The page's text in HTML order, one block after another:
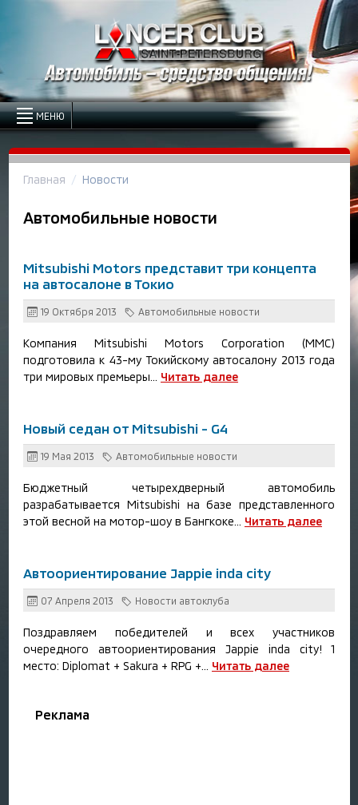
МЕНЮ
Главная Новости
Автомобильные новости
Mitsubishi Motors представит три концепта
на автосалоне в Токио
19 Октября 2013 Автомобильные новости
Компания Mitsubishi Motors Corporation (MMC)
подготовила к 43-му Токийскому автосалону 2013 года
три мировых премьеры...
Читать далее
Новый седан от Mitsubishi - G4
19 Мая 2013 Автомобильные новости
Бюджетный четырехдверный автомобиль
разрабатывается Mitsubishi на базе представленного
этой весной на мотор-шоу в Бангкоке...
Читать далее
Автоориентирование Jappie inda city
07 Апреля 2013 Новости автоклуба
Поздравляем победителей и всех участников
очередного автоориентирования Jappie inda city! 1
место: Diplomat + Sakura + RPG +...
Читать далее
Реклама